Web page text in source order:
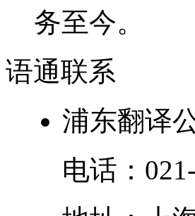
务至今。
语通联系
浦东翻译
电话：